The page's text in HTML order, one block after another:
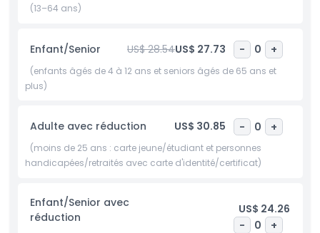
engagé en faveur de la durabilité et de la conservation,
l'énergie grâce à des panneaux solaires. De nombreuses
espèces font partie de programmes européens de
reproduction en conservation. Que vous voyagiez en
famille, entre amis ou seul, Bioparc Valencia offre une
typique.
Points forts
Inclus
(13–64 ans)
Enfant/Senior US$ 28.54US$ 27.73 - 0 +
(enfants âgés de 4 à 12 ans et seniors âgés de 65 ans et
plus)
Adulte avec réduction US$ 30.85 - 0 +
(moins de 25 ans : carte jeune/étudiant et personnes
handicapées/retraités avec carte d'identité/certificat)
Enfant/Senior avec
réduction
US$ 24.26
-
0 +